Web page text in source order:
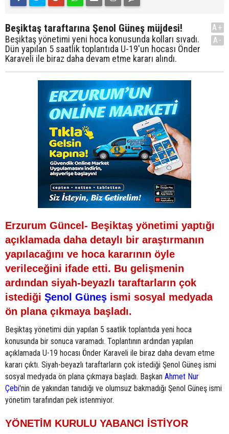
Beşiktaş taraftarına Şenol Güneş müjdesi!
Beşiktaş yönetimi yeni hoca konusunda kolları sıvadı.
Dün yapılan 5 saatlik toplantıda U-19'un hocası Önder
Karaveli ile biraz daha devam etme kararı alındı.
A+
A-
Erzurum Güncel- Beşiktaş yönetimi yaptığı
açıklamada daha detaylı bir araştırmanın
yapılacağını ve hoca kararının öyle
verileceğini ifade etti. Bu gelişmenin
ardından siyah-beyazlı taraftarların çok
istediği Şenol Güneş ismi sosyal medyada
ön plana çıkmaya başladı.
Beşiktaş yönetimi dün yapılan 5 saatlik toplantıda yeni hoca
konusunda bir sonuca varamadı. Toplantının ardından yapılan
açıklamada U-19 hocası Önder Karaveli ile biraz daha devam etme
kararı çıktı. Siyah-beyazlı taraftarların çok istediği Şenol Güneş ismi
sosyal medyada ön plana çıkmaya başladı. Başkan Ahmet Nur
Çebi'nin de yakından tanıdığı ve olumsuz bakmadığı Şenol Güneş ismi
yönetim tarafından pek istenmiyor.
YÖNETİM KURULU YABANCI İSTİYOR